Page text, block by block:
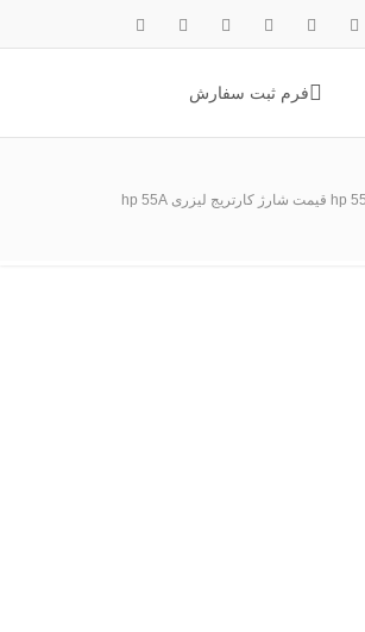
فرم ثبت سفارش
قیمت شارژ کارتریج لیزری hp 55A